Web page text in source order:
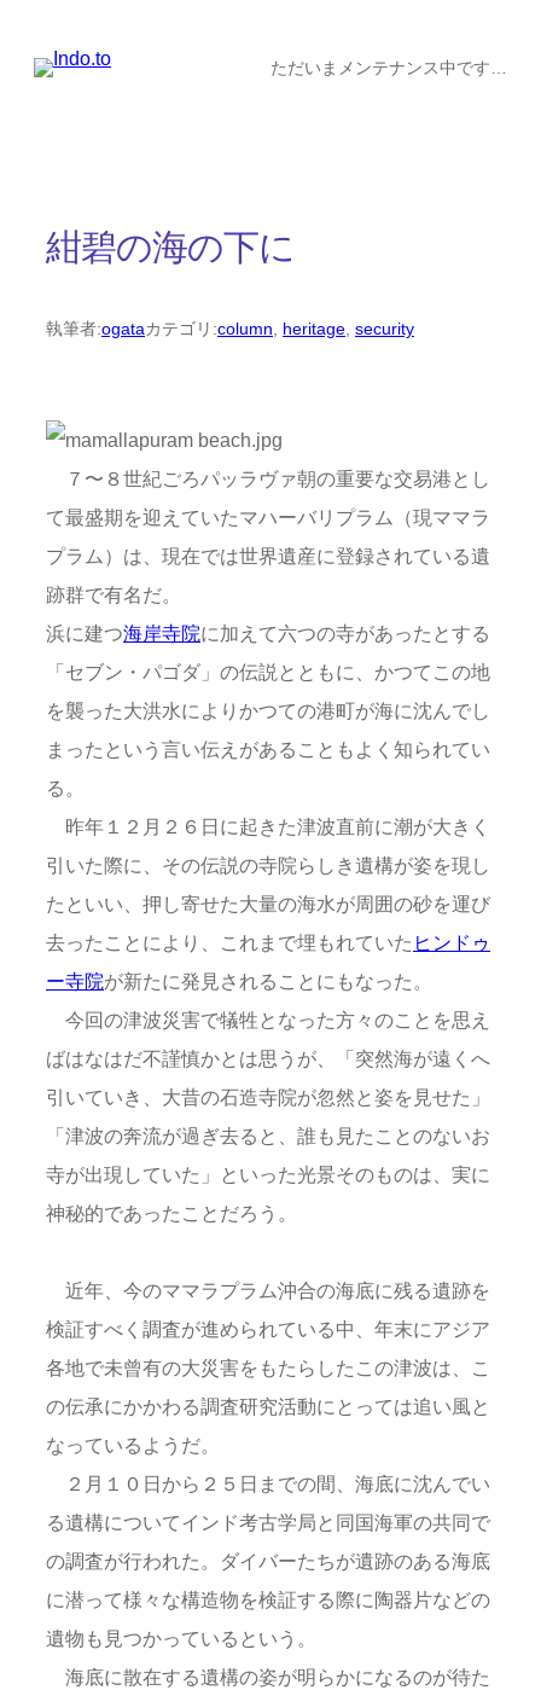
ただいまメンテナンス中です…
紺碧の海の下に
執筆者:ogataカテゴリ:column, heritage, security
７〜８世紀ごろパッラヴァ朝の重要な交易港とし
て最盛期を迎えていたマハーバリプラム（現ママラ
プラム）は、現在では世界遺産に登録されている遺
跡群で有名だ。
浜に建つ海岸寺院に加えて六つの寺があったとする
「セブン・パゴダ」の伝説とともに、かつてこの地
を襲った大洪水によりかつての港町が海に沈んでし
まったという言い伝えがあることもよく知られてい
る。
昨年１２月２６日に起きた津波直前に潮が大きく
引いた際に、その伝説の寺院らしき遺構が姿を現し
たといい、押し寄せた大量の海水が周囲の砂を運び
去ったことにより、これまで埋もれていた ヒンドゥ
ー寺院が新たに発見されることにもなった。
今回の津波災害で犠牲となった方々のことを思え
ばはなはだ不謹慎かとは思うが、「突然海が遠くへ
引いていき、大昔の石造寺院が忽然と姿を見せた」
「津波の奔流が過ぎ去ると、誰も見たことのないお
寺が出現していた」といった光景そのものは、実に
神秘的であったことだろう。
近年、今のママラプラム沖合の海底に残る遺跡を
検証すべく調査が進められている中、年末にアジア
各地で未曾有の大災害をもたらしたこの津波は、こ
の伝承にかかわる調査研究活動にとっては追い風と
なっているようだ。
２月１０日から２５日までの間、海底に沈んでい
る遺構についてインド考古学局と同国海軍の共同で
の調査が行われた。ダイバーたちが遺跡のある海底
に潜って様々な構造物を検証する際に陶器片などの
遺物も見つかっているという。
海底に散在する遺構の姿が明らかになるのが待た